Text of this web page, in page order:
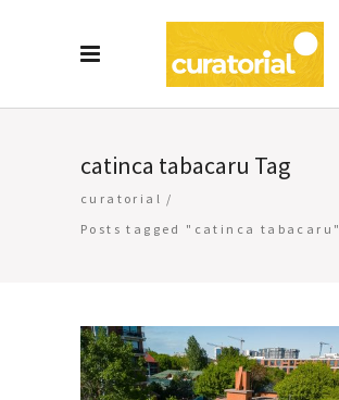
catinca tabacaru Tag
curatorial /
Posts tagged "catinca tabacaru"